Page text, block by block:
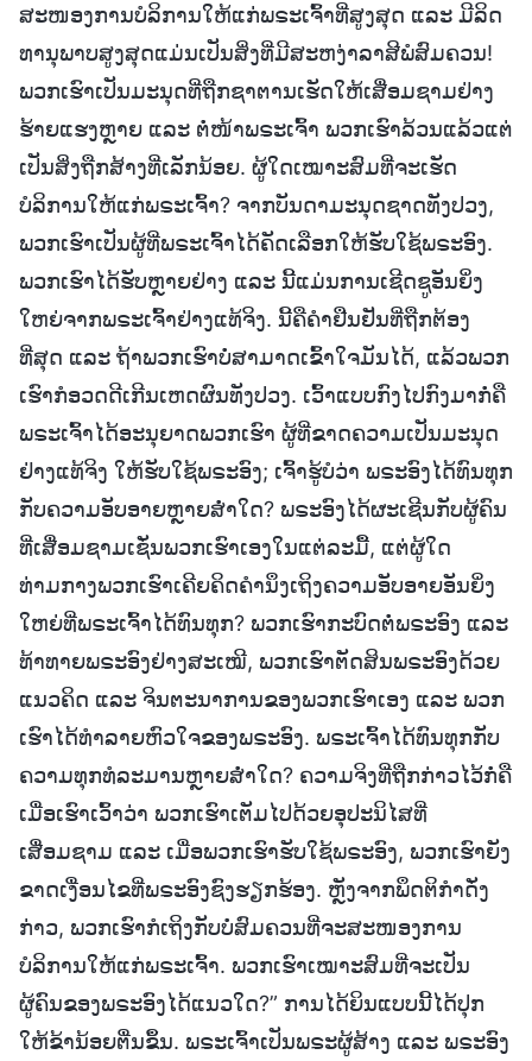
ສະໜອງການບໍລິການໃຫ້ແກ່ພຣະເຈົ້າທີ່ສູງສຸດ ແລະ ມີລິດ
ທານຸພາບສູງສຸດແມ່ນເປັນສິ່ງທີ່ມີສະຫງ່າລາສີພໍສົມຄວນ!
ພວກເຮົາເປັນມະນຸດທີ່ຖືກຊາຕານເຮັດໃຫ້ເສື່ອມຊາມຢ່າງ
ຮ້າຍແຮງຫຼາຍ ແລະ ຕໍ່ໜ້າພຣະເຈົ້າ ພວກເຮົາລ້ວນແລ້ວແຕ່
ເປັນສິ່ງຖືກສ້າງທີ່ເລັກນ້ອຍ. ຜູ້ໃດເໝາະສົມທີ່ຈະເຮັດ
ບໍລິການໃຫ້ແກ່ພຣະເຈົ້າ? ຈາກບັນດາມະນຸດຊາດທັງປວງ,
ພວກເຮົາເປັນຜູ້ທີ່ພຣະເຈົ້າໄດ້ຄັດເລືອກໃຫ້ຮັບໃຊ້ພຣະອົງ.
ພວກເຮົາໄດ້ຮັບຫຼາຍຢ່າງ ແລະ ນີ້ແມ່ນການເຊີດຊູອັນຍິ່ງ
ໃຫຍ່ຈາກພຣະເຈົ້າຢ່າງແທ້ຈິງ. ນີ້ຄືຄຳຢືນຢັນທີ່ຖືກຕ້ອງ
ທີ່ສຸດ ແລະ ຖ້າພວກເຮົາບໍ່ສາມາດເຂົ້າໃຈມັນໄດ້, ແລ້ວພວກ
ເຮົາກໍອວດດີເກີນເຫດຜົນທັງປວງ. ເວົ້າແບບກົງໄປກົງມາກໍ່ຄື
ພຣະເຈົ້າໄດ້ອະນຸຍາດພວກເຮົາ ຜູ້ທີ່ຂາດຄວາມເປັນມະນຸດ
ຢ່າງແທ້ຈິງ ໃຫ້ຮັບໃຊ້ພຣະອົງ; ເຈົ້າຮູ້ບໍວ່າ ພຣະອົງໄດ້ທົນທຸກ
ກັບຄວາມອັບອາຍຫຼາຍສໍ່າໃດ? ພຣະອົງໄດ້ຜະເຊີນກັບຜູ້ຄົນ
ທີ່ເສື່ອມຊາມເຊັ່ນພວກເຮົາເອງໃນແຕ່ລະມື້, ແຕ່ຜູ້ໃດ
ທ່າມກາງພວກເຮົາເຄີຍຄິດຄຳນຶງເຖິງຄວາມອັບອາຍອັນຍິ່ງ
ໃຫຍ່ທີ່ພຣະເຈົ້າໄດ້ທົນທຸກ? ພວກເຮົາກະບົດຕໍ່ພຣະອົງ ແລະ
ທ້າທາຍພຣະອົງຢ່າງສະເໝີ, ພວກເຮົາຕັດສິນພຣະອົງດ້ວຍ
ແນວຄິດ ແລະ ຈິນຕະນາການຂອງພວກເຮົາເອງ ແລະ ພວກ
ເຮົາໄດ້ທຳລາຍຫົວໃຈຂອງພຣະອົງ. ພຣະເຈົ້າໄດ້ທົນທຸກກັບ
ຄວາມທຸກທໍລະມານຫຼາຍສໍ່າໃດ? ຄວາມຈິງທີ່ຖືກກ່າວໄວ້ກໍ່ຄື
ເມື່ອເຮົາເວົ້າວ່າ ພວກເຮົາເຕັມໄປດ້ວຍອຸປະນິໄສທີ່
ເສື່ອມຊາມ ແລະ ເມື່ອພວກເຮົາຮັບໃຊ້ພຣະອົງ, ພວກເຮົາຍັງ
ຂາດເງື່ອນໄຂທີ່ພຣະອົງຊົງຮຽກຮ້ອງ. ຫຼັງຈາກພຶດຕິກຳດັ່ງ
ກ່າວ, ພວກເຮົາກໍເຖິງກັບບໍ່ສົມຄວນທີ່ຈະສະໜອງການ
ບໍລິການໃຫ້ແກ່ພຣະເຈົ້າ. ພວກເຮົາເໝາະສົມທີ່ຈະເປັນ
ຜູ້ຄົນຂອງພຣະອົງໄດ້ແນວໃດ?” ການໄດ້ຍິນແບບນີ້ໄດ້ປຸກ
ໃຫ້ຂ້ານ້ອຍຕື່ນຂຶ້ນ. ພຣະເຈົ້າເປັນພຣະຜູ້ສ້າງ ແລະ ພຣະອົງ